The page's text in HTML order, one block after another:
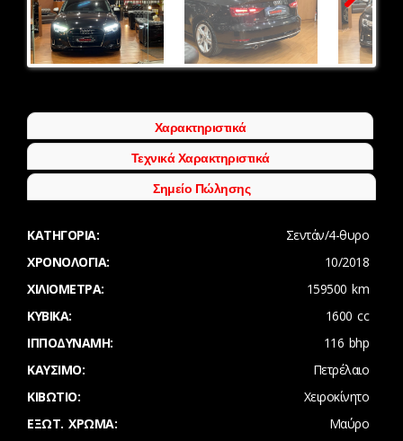
Next
Χαρακτηριστικά
Τεχνικά Χαρακτηριστικά
Σημείο Πώλησης
ΚΑΤΗΓΟΡΊΑ:
Σεντάν/4-θυρο
ΧΡΟΝΟΛΟΓΊΑ:
10/2018
ΧΙΛΙΌΜΕΤΡΑ:
159500 km
ΚΥΒΙΚΆ:
1600 cc
ΙΠΠΟΔΎΝΑΜΗ:
116 bhp
ΚΑΎΣΙΜΟ:
Πετρέλαιο
ΚΙΒΏΤΙΟ:
Χειροκίνητο
ΈΞΩΤ. ΧΡΏΜΑ:
Μαύρο